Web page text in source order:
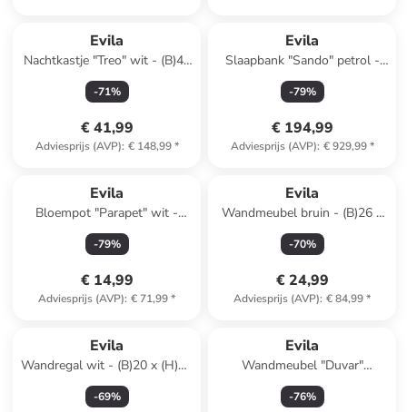
Evila
Nachtkastje "Treo" wit - (B)40
x (H)33,8 x (D)30 cm
-71%
€ 41,99
Adviesprijs (AVP): € 148,99*
Evila
Slaapbank "Sando" petrol -
(B)60 x (H)78 x (D)78 cm
-79%
€ 194,99
Adviesprijs (AVP): € 929,99*
Evila
Bloempot "Parapet" wit -
(H)40 x Ø 17 cm
-79%
€ 14,99
Adviesprijs (AVP): € 71,99*
Evila
Wandmeubel bruin - (B)26 x
(H)80 x (D)13 cm
-70%
€ 24,99
Adviesprijs (AVP): € 84,99*
Evila
Wandregal wit - (B)20 x (H)35
x (D)13 cm
-69%
Evila
Wandmeubel "Duvar"
naturel/goudkleurig - (B)45 x
(H)16 x (D)16 cm
-76%